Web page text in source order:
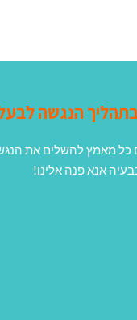
הנגשה
כל מאמץ להשלים את
אנא פנה אלינו!